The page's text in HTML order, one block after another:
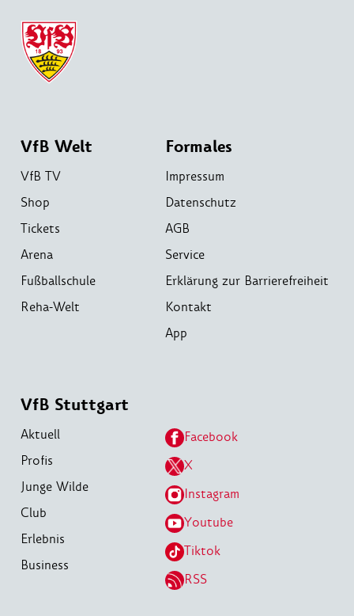
VfB Welt
VfB TV
Shop
Tickets
Arena
Fußballschule
Reha-Welt
Formales
Impressum
Datenschutz
AGB
Service
Erklärung zur Barrierefreiheit
Kontakt
App
VfB Stuttgart
Aktuell
Profis
Junge Wilde
Club
Erlebnis
Business
Facebook
X
Instagram
Youtube
Tiktok
RSS